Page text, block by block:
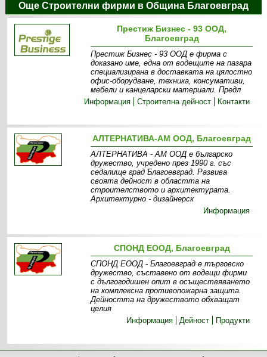
Още Строителни фирми в Община Благоевград
Престиж Бизнес - 93 ООД,
Благоевград
Престиж Бизнес - 93 ООД е фирма с
доказано име, една от водещите на пазара
специализирана в доставката на цялостно
офис-оборудване, техника, консумативи,
мебели и канцеларски материали. Предл
Информация
Строителна дейност Контакти
АЛТЕРНАТИВА-АМ ООД, Благоевград
АЛТЕРНАТИВА - АМ ООД е българско
дружество, учредено през 1990 г. със
седалище град Благоевград. Развива
своята дейност в областта на
строителството и архитектурата.
Архитектурно - дизайнерск
Информация
СПОНД ЕООД, Благоевград
СПОНД ЕООД - Благоевград е търговско
дружество, съставено от водещи фирми
с дългогодишен опит в осъществяването
на комплексна противопожарна защита.
Дейността на дружеството обхващат
целия
Информация
Дейност Продукти